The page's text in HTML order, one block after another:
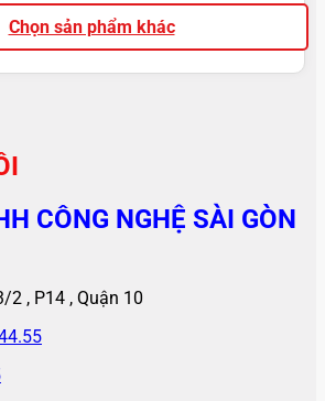
Chọn sản phẩm khác
CÔNG NGHỆ SÀI GÒN
, P14 , Quận 10